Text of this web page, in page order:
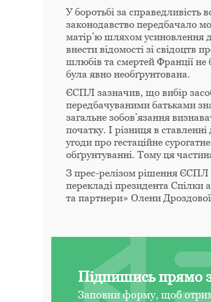
У боротьбі за
законодавство передбачало
матір’ю шляхом усиновлення
внести відомості зі
шлюбів та смертей Франції
була явно необґрунтована.
ЄСПЛ зазначив, що вибір
передбачуваними батьками
загальне зобов’язання
початку. І різниця в
угоди про гестаційне
обґрунтуванні. Тому ця
З прес-релізом рішення ЄСПЛ
перекладі президента Спілки
та партнери» Олени
Підпишись прямо
Заповни форму, щоб